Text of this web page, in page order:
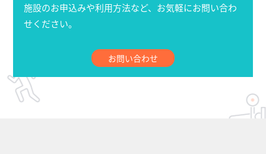
施設のお申込みや利用方法など、お気軽にお問い合わ
せください。
お問い合わせ